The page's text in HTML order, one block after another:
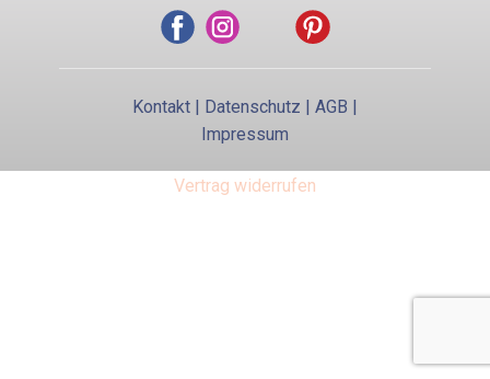
Kontakt | Datenschutz | AGB |
Impressum
Vertrag widerrufen